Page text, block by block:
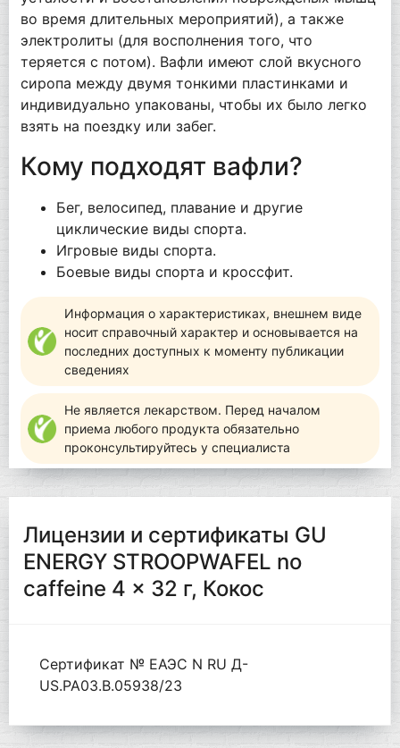
во время длительных мероприятий), а также
электролиты (для восполнения того, что
теряется с потом). Вафли имеют слой вкусного
сиропа между двумя тонкими пластинками и
индивидуально упакованы, чтобы их было легко
взять на поездку или забег.
Кому подходят вафли?
Бег, велосипед, плавание и другие
циклические виды спорта.
Игровые виды спорта.
Боевые виды спорта и кроссфит.
Информация о характеристиках, внешнем виде
носит справочный характер и основывается на
последних доступных к моменту публикации
сведениях
Не является лекарством. Перед началом
приема любого продукта обязательно
проконсультируйтесь у специалиста
Лицензии и сертификаты GU
ENERGY STROOPWAFEL no
caffeine 4 x 32 г, Кокос
Сертификат № ЕАЭС N RU Д-
US.РА03.В.05938/23